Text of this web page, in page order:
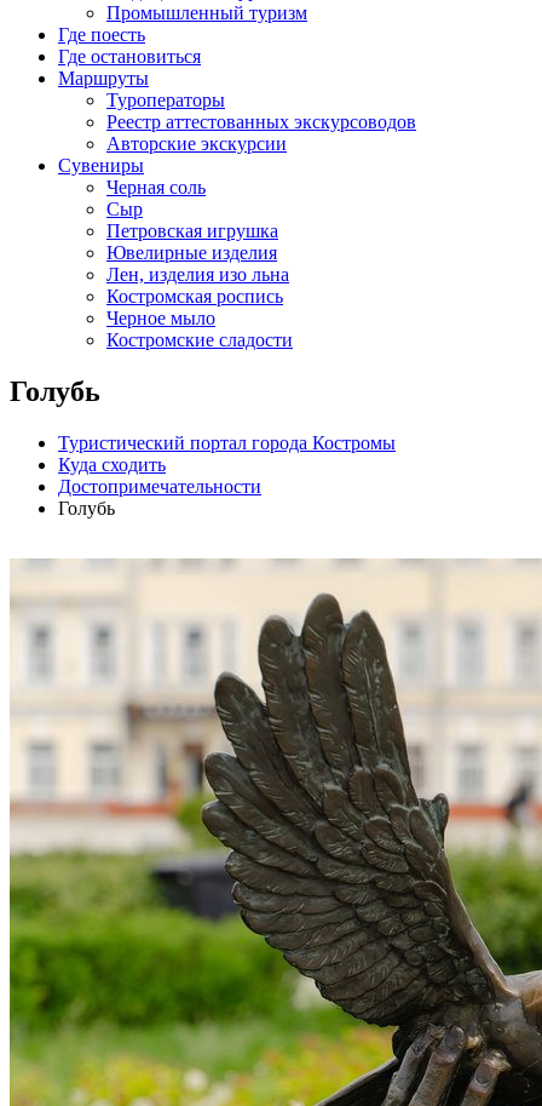
Промышленный туризм
Где поесть
Где остановиться
Маршруты
Туроператоры
Реестр аттестованных экскурсоводов
Авторские экскурсии
Сувениры
Черная соль
Сыр
Петровская игрушка
Ювелирные изделия
Лен, изделия изо льна
Костромская роспись
Черное мыло
Костромские сладости
Голубь
Туристический портал города Костромы
Куда сходить
Достопримечательности
Голубь